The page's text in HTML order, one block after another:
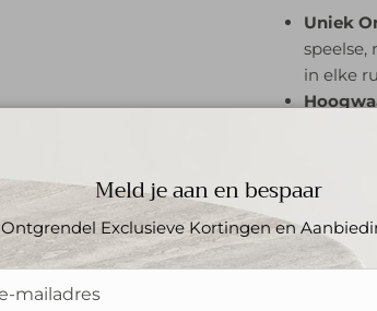
Uniek
in elke
voor
Meld je aan en bespaar
Ontgrendel Exclusieve Kortingen en